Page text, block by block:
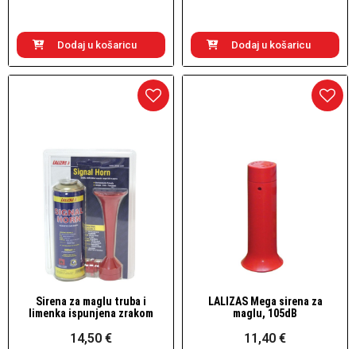
Dodaj u košaricu Dodaj u košaricu
Brzi pogled
Sirena za maglu truba i
limenka ispunjena zrakom
14,50 €
Brzi pogled
LALIZAS Mega sirena za
maglu, 105dB
11,40 €